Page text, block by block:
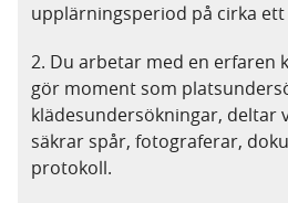
upplärningsperiod på cirka ett
2. Du arbetar med en erfaren
gör moment som
klädesundersökningar, deltar
säkrar spår, fotograferar,
protokoll.